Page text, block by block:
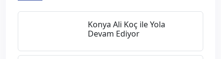
Konya Ali Koç ile Yola
Devam Ediyor